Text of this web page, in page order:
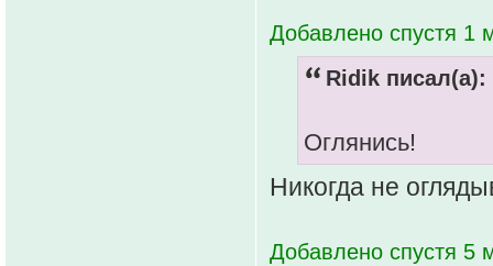
Добавлено спустя 1
Ridik писал(а):
Оглянись!
Никогда не
Добавлено спустя 5